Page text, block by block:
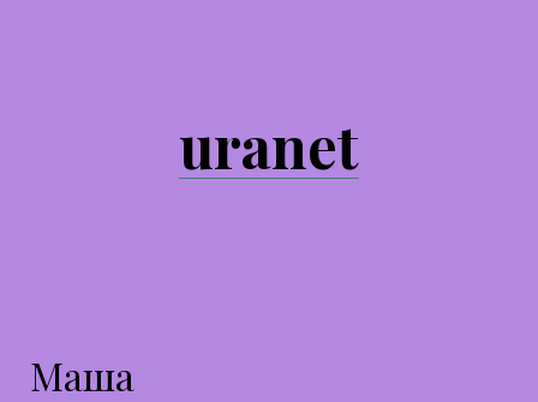
uranet
Маша